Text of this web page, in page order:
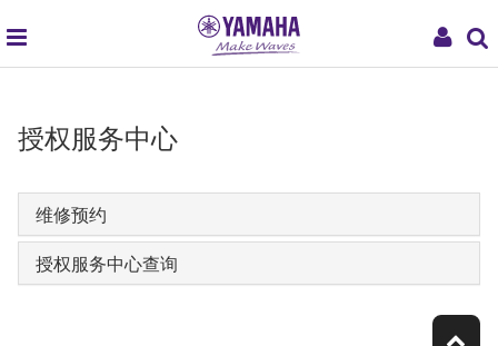
My
global
授权服务中心
维修预约
授权服务中心查询